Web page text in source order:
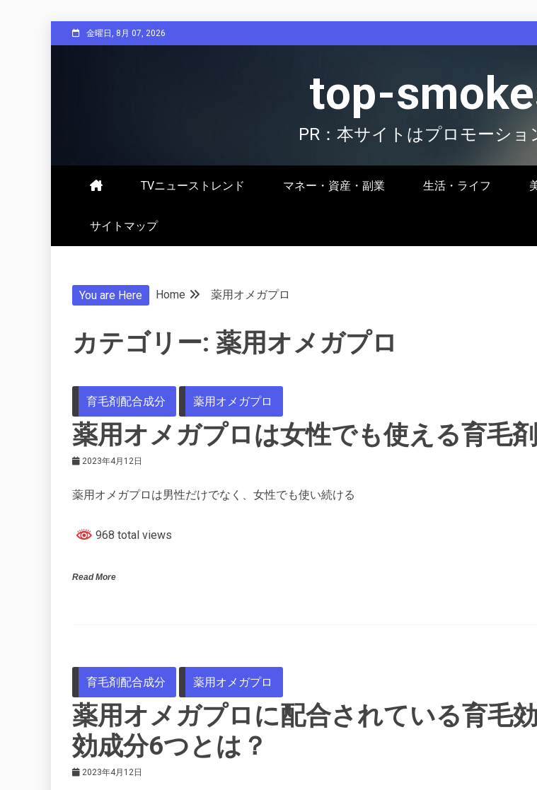
to
金曜日, 8月 07, 2026
top-
PR：本サイトはプロモーショ
TVニューストレンド マネー・資産・副業 生活・ライフ
サイトマップ
You are Here Home 薬用オメガプロ
カテゴリー: 薬用オメガプロ
育毛剤配合成分 薬用オメガプロ
薬用オメガプロは女性でも使える育毛
2023年4月12日
薬用オメガプロは男性だけでなく、女性でも使い続ける
968 total views
Read More
育毛剤配合成分 薬用オメガプロ
薬用オメガプロに配合されている育毛
効成分6つとは？
2023年4月12日